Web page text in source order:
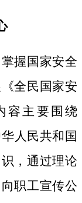
握国家安全
全民国家安
容主要围绕
人民共和国
，通过理论
职工宣传公